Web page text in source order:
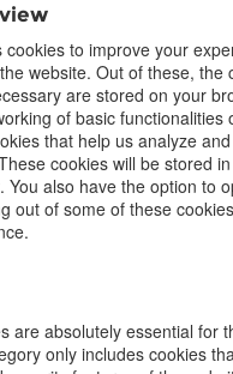
cookies to improve your
website. Out of these, the
are stored on your
of basic functionalities
that help us analyze
cookies will be stored
You also have the option to
out of some of these
are absolutely essential for
only includes cookies